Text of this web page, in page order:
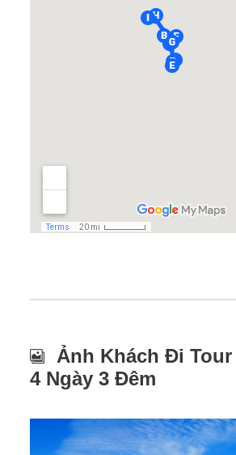
Ảnh Khách Đi
4 Ngày 3 Đêm